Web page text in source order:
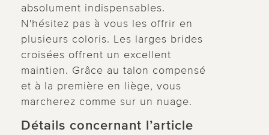
absolument indispensables.
N'hésitez pas à vous les offrir en
plusieurs coloris. Les larges brides
croisées offrent un excellent
maintien. Grâce au talon compensé
et à la première en liège, vous
marcherez comme sur un nuage.
Détails concernant l’article